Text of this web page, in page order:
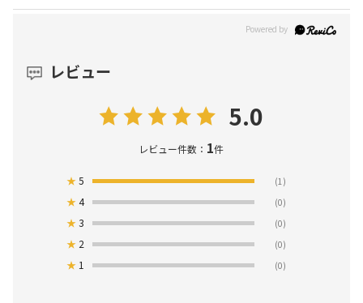
レビュー
5.0
レビュー件数： 1件
★5 (1)
★4 (0)
★3 (0)
★ 2 (0)
★ 1 (0)